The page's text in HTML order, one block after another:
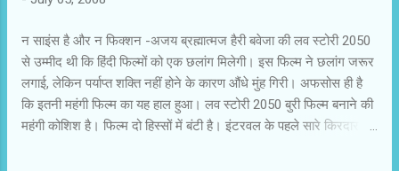
दी थी,बाकी ८ ने हरमन के पक्ष में मत दिए.चवन्नी को तभी
समझ जाना चाहिए था कि दोनों फिल्मों के क्या नतीजे आने
जा रहे हैं.चवन्नी ने एक पोस्ट के बारे में सोचा भी था।
हरमन और इमरान को मीडिया आमने-सामने पेश कर रहा
है.मुमकिन है कि कुछ दिन...
न साइंस है और न फिक्शन -अजय ब्रह्मात्मज हैरी बवेजा की लव स्टोरी 2050
से उम्मीद थी कि हिंदी फिल्मों को एक छलांग मिलेगी। इस फिल्म ने छलांग जरूर
लगाई, लेकिन पर्याप्त शक्ति नहीं होने के कारण औंधे मुंह गिरी। अफसोस ही है
कि इतनी महंगी फिल्म का यह हाल हुआ। लव स्टोरी 2050 बुरी फिल्म बनाने की
महंगी कोशिश है। फिल्म दो हिस्सों में बंटी है। इंटरवल के पहले सारे किरदार